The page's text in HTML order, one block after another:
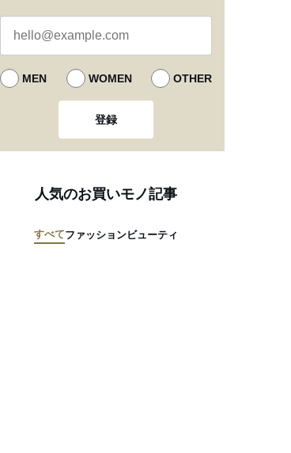
MEN WOMEN OTHER
登録
人気のお買いモノ記事
すべてファッションビューティ